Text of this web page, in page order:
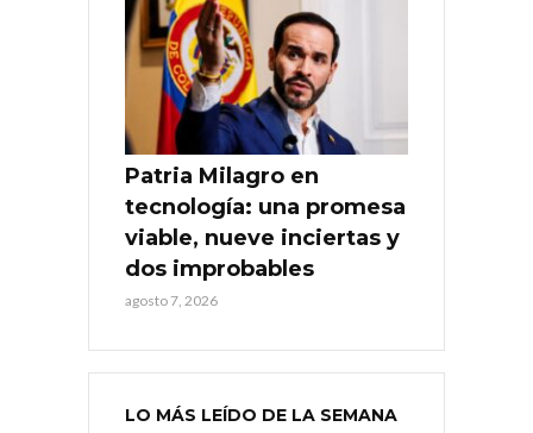
Patria Milagro en
tecnología: una promesa
viable, nueve inciertas y
dos improbables
agosto 7, 2026
LO MÁS LEÍDO DE LA SEMANA